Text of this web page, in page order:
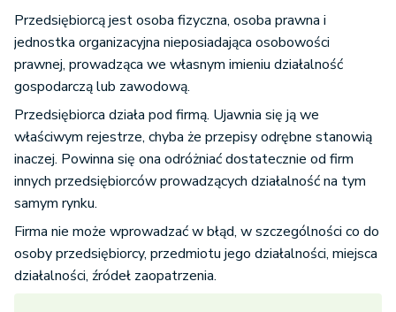
Przedsiębiorcą jest osoba fizyczna, osoba prawna i
jednostka organizacyjna nieposiadająca osobowości
prawnej, prowadząca we własnym imieniu działalność
gospodarczą lub zawodową.
Przedsiębiorca działa pod firmą. Ujawnia się ją we
właściwym rejestrze, chyba że przepisy odrębne stanowią
inaczej. Powinna się ona odróżniać dostatecznie od firm
innych przedsiębiorców prowadzących działalność na tym
samym rynku.
Firma nie może wprowadzać w błąd, w szczególności co do
osoby przedsiębiorcy, przedmiotu jego działalności, miejsca
działalności, źródeł zaopatrzenia.